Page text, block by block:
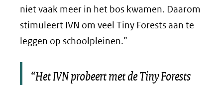
niet vaak meer in het bos kwamen. Daarom
stimuleert IVN om veel Tiny Forests aan te
leggen op schoolpleinen.”
“Het IVN probeert met de Tiny Forests